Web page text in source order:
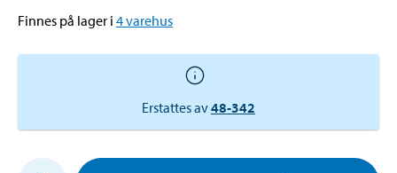
Finnes på lager i 4varehus
Erstattes av48-342